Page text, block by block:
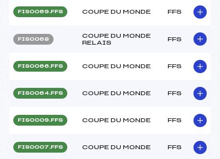
FIS0069.FFS COUPE DU MONDE FFS
FIS0068
COUPE DU MONDE
RELAIS
FFS
FIS0066.FFS COUPE DU MONDE FFS
FIS0064.FFS COUPE DU MONDE FFS
FIS0009.FFS COUPE DU MONDE FFS
FIS0007.FFS COUPE DU MONDE FFS